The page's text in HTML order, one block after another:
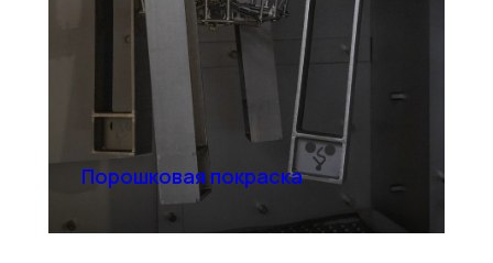
Порошковая покраска